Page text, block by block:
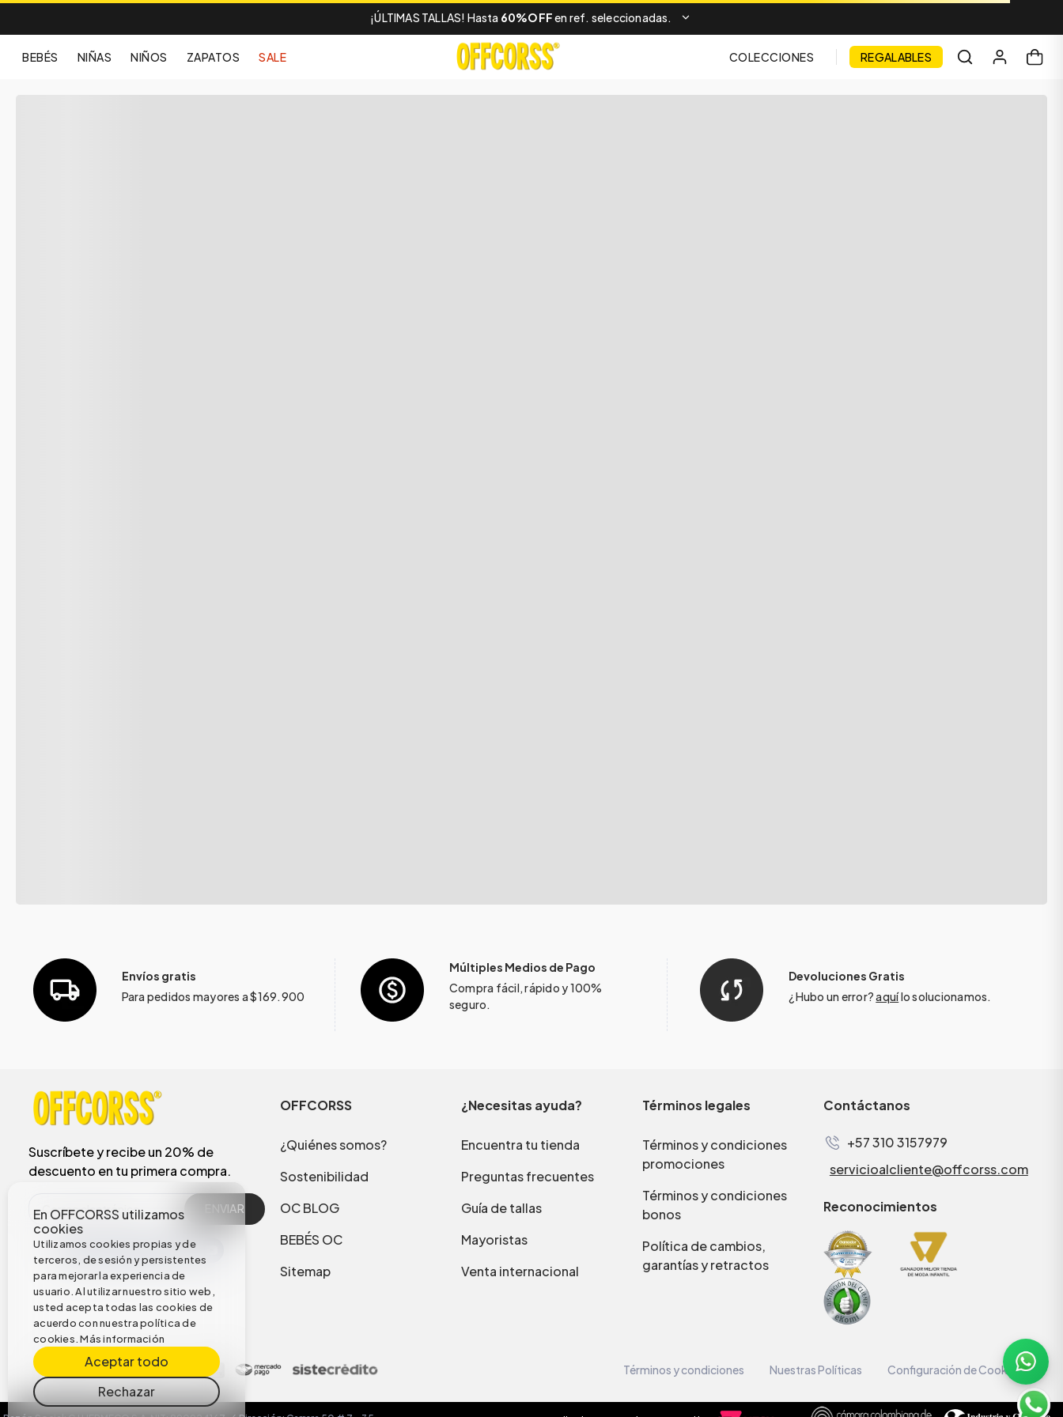
¡ÚLTIMAS TALLAS! Hasta 60%OFFen ref. seleccionadas.
BEBÉS NIÑAS NIÑOS ZAPATOS SALE COLECCIONES REGALABLES
En OFFCORSS utilizamos
cookies
Utilizamos cookies propias y de
terceros, de sesión y persistentes
para mejorar la experiencia de
usuario. Al utilizar nuestro sitio web,
usted acepta todas las cookies de
acuerdo con nuestra política de
cookies.Más información
Aceptar todo
Rechazar
Envíos gratis
Para pedidos mayores a $169.900
Múltiples Medios de Pago
Compra fácil, rápido y 100%
seguro.
Devoluciones Gratis
¿Hubo un error?aquílo solucionamos.
Suscríbete y recibe un 20% de
descuento en tu primera compra.
ENVIAR
OFFCORSS
¿Quiénes somos?
Sostenibilidad
OC BLOG
BEBÉS OC
Sitemap
¿Necesitas ayuda?
Encuentra tu tienda
Preguntas frecuentes
Guía de tallas
Mayoristas
Venta internacional
Términos legales
Términos y condiciones
promociones
Términos y condiciones
bonos
Política de cambios,
garantías y retractos
Contáctanos
+57 310 3157979
servicioalcliente@offcorss.com
Reconocimientos
Términos y condiciones Nuestras Políticas Configuración de Cookies